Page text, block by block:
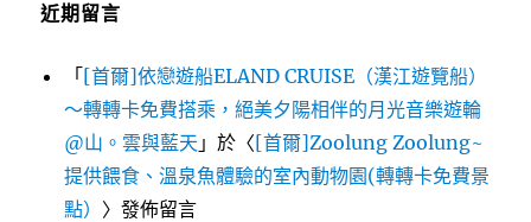
近期留言
「[首爾]依戀遊船ELAND CRUISE（漢江遊覽船）
～轉轉卡免費搭乘，絕美夕陽相伴的月光音樂遊輪
@山。雲與藍天 」於〈[首爾]Zoolung Zoolung~
提供餵食、溫泉魚體驗的室內動物園(轉轉卡免費景
點） 〉發佈留言